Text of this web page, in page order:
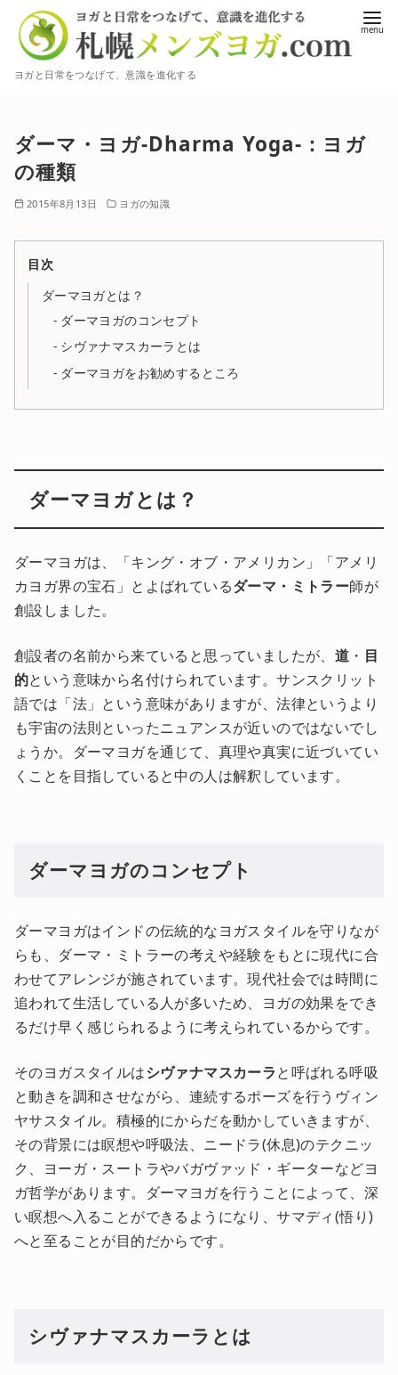
ヨガと日常をつなげて、意識を進化する
ダーマ・ヨガ-Dharma Yoga-：ヨガ
の種類
2015年8月13日 ヨガの知識
目次
ダーマヨガとは？
ダーマヨガのコンセプト
シヴァナマスカーラとは
ダーマヨガをお勧めするところ
ダーマヨガとは？
ダーマヨガは、「キング・オブ・アメリカン」「アメリ
カヨガ界の宝石」とよばれているダーマ・ミトラー師が
創設しました。
創設者の名前から来ていると思っていましたが、 道 ・ 目
的という意味から名付けられています。サンスクリット
語では「法」という意味がありますが、法律というより
も宇宙の法則といったニュアンスが近いのではないでし
ょうか。ダーマヨガを通じて、真理や真実に近づいてい
くことを目指していると中の人は解釈しています。
ダーマヨガのコンセプト
ダーマヨガはインドの伝統的なヨガスタイルを守りなが
らも、ダーマ・ミトラーの考えや経験をもとに現代に合
わせてアレンジが施されています。現代社会では時間に
追われて生活している人が多いため、ヨガの効果をでき
るだけ早く感じられるように考えられているからです。
そのヨガスタイルはシヴァナマスカーラと呼ばれる呼吸
と動きを調和させながら、連続するポーズを行うヴィン
ヤサスタイル。積極的にからだを動かしていきますが、
その背景には瞑想や呼吸法、ニードラ(休息)のテクニッ
ク、ヨーガ・スートラやバガヴァッド・ギーターなどヨ
ガ哲学があります。ダーマヨガを行うことによって、深
い瞑想へ入ることができるようになり、サマディ(悟り)
へと至ることが目的だからです。
シヴァナマスカーラとは